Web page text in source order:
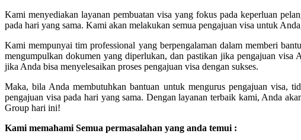
Kami menyediakan layanan pembuatan visa yang fokus pada keperluan
pada hari yang sama. Kami akan melakukan semua pengajuan visa untuk
Kami mempunyai tim professional yang berpengalaman dalam memberi
mengumpulkan dokumen yang diperlukan, dan pastikan jika pengajuan visa
jika Anda bisa menyelesaikan proses pengajuan visa dengan sukses.
Maka, bila Anda membutuhkan bantuan untuk mengurus pengajuan visa,
pengajuan visa pada hari yang sama. Dengan layanan terbaik kami, Anda
Group hari ini!
Kami memahami Semua permasalahan yang anda temui :